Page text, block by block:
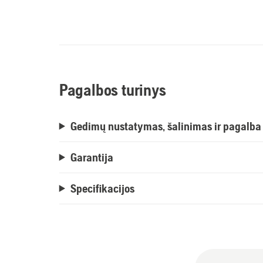
Pagalbos turinys
Gedimų nustatymas, šalinimas ir pagalba
Garantija
Specifikacijos